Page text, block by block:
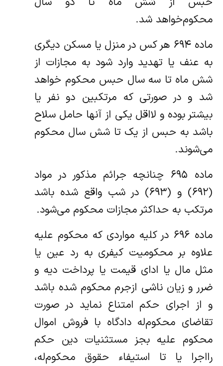
محکوم‌خواهد شد.
ماده ۶۹۴ هر کس در منزل یا مسکن دیگری
به عنف یا تهدید وارد شود به مجازات از
شش ماه تا سه سال حبس محکوم خواهد
شد و در صورتی‌ که مرتکبین دو نفر یا
بیشتر بوده و لااقل یکی از آنها حامل سلاح
باشد به حبس از یک تا شش سال محکوم
می‌شوند.
ماده ۶۹۵ چنانچه جرائم مذکور در مواد
(۶۹۲) و (۶۹۳) در شب واقع شده باشد
مرتکب به حداکثر مجازات محکوم می‌شود.
ماده ۶۹۶ در کلیه مواردی که محکوم علیه
علاوه بر محکومیت کیفری به رد عین یا
مثل مال یا ادای قیمت یا پرداخت دیه و
ضرر و زیان ناشی از‌جرم محکوم شده باشد
و از اجرای حکم امتناع نماید در صورت
تقاضای محکوم‌له دادگاه با فروش اموال
محکوم علیه بجز مستثنیات دین حکم
را‌اجرا یا تا استیفاء حقوق محکوم‌له،